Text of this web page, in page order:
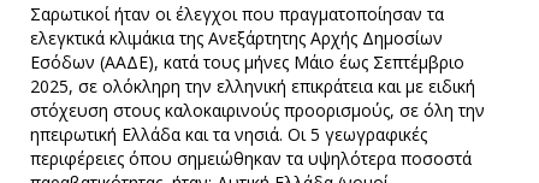
Σαρωτικοί ήταν οι έλεγχοι που πραγματοποίησαν τα
ελεγκτικά κλιμάκια της Ανεξάρτητης Αρχής Δημοσίων
Εσόδων (ΑΑΔΕ), κατά τους μήνες Μάιο έως Σεπτέμβριο
2025, σε ολόκληρη την ελληνική επικράτεια και με ειδική
στόχευση στους καλοκαιρινούς προορισμούς, σε όλη την
ηπειρωτική Ελλάδα και τα νησιά. Οι 5 γεωγραφικές
περιφέρειες όπου σημειώθηκαν τα υψηλότερα ποσοστά